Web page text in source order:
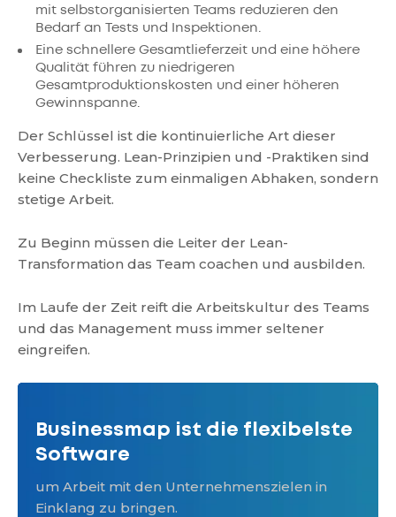
mit selbstorganisierten Teams reduzieren den
Bedarf an Tests und Inspektionen.
Eine schnellere Gesamtlieferzeit und eine höhere
Qualität führen zu niedrigeren
Gesamtproduktionskosten und einer höheren
Gewinnspanne.
Der Schlüssel ist die kontinuierliche Art dieser
Verbesserung. Lean-Prinzipien und -Praktiken sind
keine Checkliste zum einmaligen Abhaken, sondern
stetige Arbeit.
Zu Beginn müssen die Leiter der Lean-
Transformation das Team coachen und ausbilden.
Im Laufe der Zeit reift die Arbeitskultur des Teams
und das Management muss immer seltener
eingreifen.
Businessmap ist die flexibelste
Software
um Arbeit mit den Unternehmenszielen in
Einklang zu bringen.